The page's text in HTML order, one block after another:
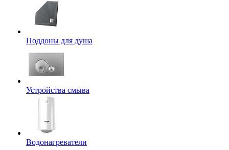
Поддоны для душа
Устройства смыва
Водонагреватели